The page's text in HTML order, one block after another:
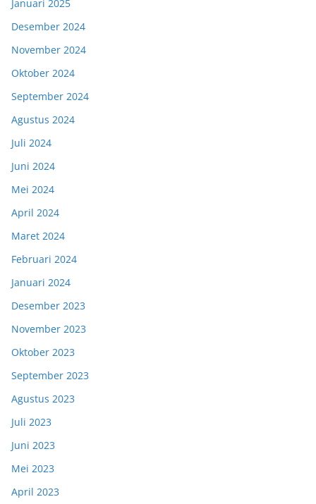
Januari 2025
Desember 2024
November 2024
Oktober 2024
September 2024
Agustus 2024
Juli 2024
Juni 2024
Mei 2024
April 2024
Maret 2024
Februari 2024
Januari 2024
Desember 2023
November 2023
Oktober 2023
September 2023
Agustus 2023
Juli 2023
Juni 2023
Mei 2023
April 2023